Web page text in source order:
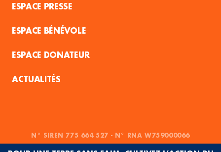
ESPACE PRESSE
ESPACE BÉNÉVOLE
ESPACE DONATEUR
ACTUALITÉS
N° SIREN 775 664 527 - N° RNA W759000066